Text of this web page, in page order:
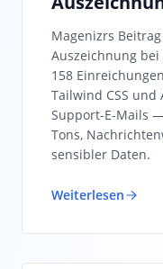
Magenizrs
Auszeichnung
158
Tailwind CSS und
Support-E-Mails
Tons,
sensibler Daten.
Weiterlesen